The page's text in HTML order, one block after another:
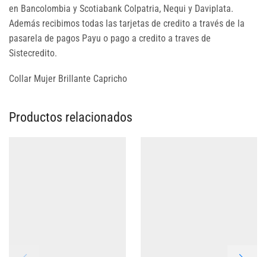
en Bancolombia y Scotiabank Colpatria, Nequi y Daviplata.
Además recibimos todas las tarjetas de credito a través de la
pasarela de pagos Payu o pago a credito a traves de
Sistecredito.
Collar Mujer Brillante Capricho
Productos relacionados